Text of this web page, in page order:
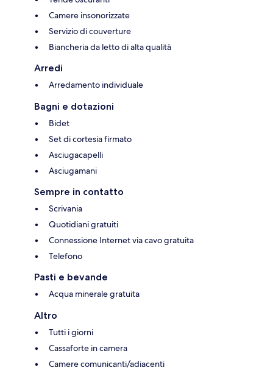
Camere insonorizzate
Servizio di couverture
Biancheria da letto di alta qualità
Arredi
Arredamento individuale
Bagni e dotazioni
Bidet
Set di cortesia firmato
Asciugacapelli
Asciugamani
Sempre in contatto
Scrivania
Quotidiani gratuiti
Connessione Internet via cavo gratuita
Telefono
Pasti e bevande
Acqua minerale gratuita
Altro
Tutti i giorni
Cassaforte in camera
Camere comunicanti/adiacenti